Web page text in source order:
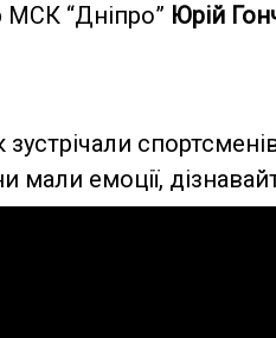
МСК “Дніпро” Юрій
зустрічали
мали емоції,